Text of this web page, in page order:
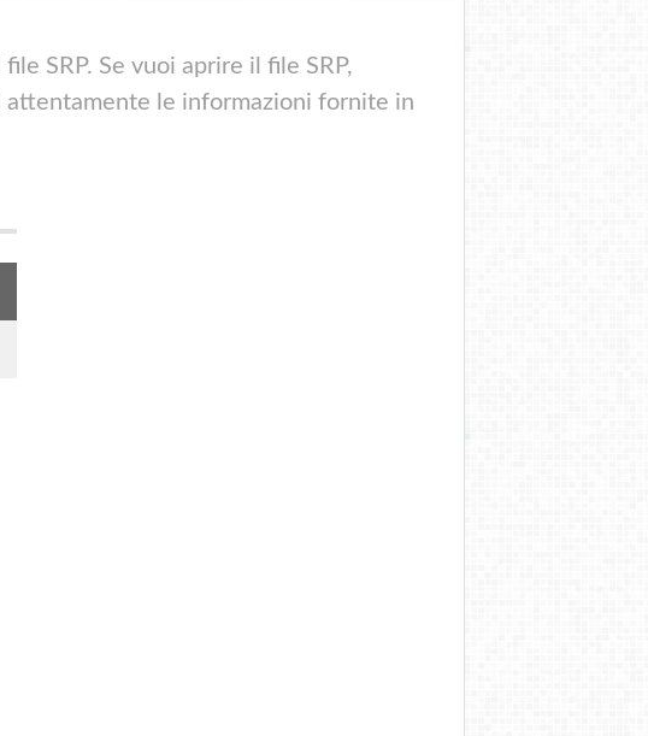
SRP. Se vuoi aprire il file SRP,
le informazioni fornite in